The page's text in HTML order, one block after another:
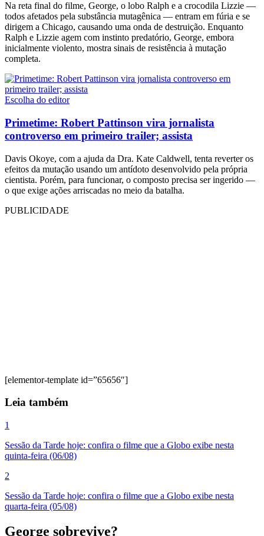
Na reta final do filme, George, o lobo Ralph e a crocodila Lizzie —
todos afetados pela substância mutagênica — entram em fúria e se
dirigem a Chicago, causando uma onda de destruição. Enquanto
Ralph e Lizzie agem com instinto predatório, George, embora
inicialmente violento, mostra sinais de resistência à mutação
completa.
Escolha do editor
Primetime: Robert Pattinson vira jornalista
controverso em primeiro trailer; assista
Davis Okoye, com a ajuda da Dra. Kate Caldwell, tenta reverter os
efeitos da mutação usando um antídoto desenvolvido pela própria
cientista. Porém, para funcionar, o composto precisa ser ingerido —
o que exige ações arriscadas no meio da batalha.
PUBLICIDADE
[elementor-template id=”65656″]
Leia também
1
Sessão da Tarde hoje: confira o filme que a Globo exibe nesta
quinta-feira (06/08)
2
Sessão da Tarde hoje: confira o filme que a Globo exibe nesta
quarta-feira (05/08)
George sobrevive?